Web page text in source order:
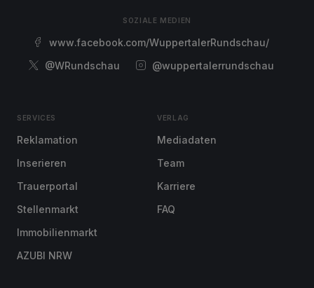
SOZIALE MEDIEN
www.facebook.com/WuppertalerRundschau/
@WRundschau
@wuppertalerrundschau
SERVICES
Reklamation
Inserieren
Trauerportal
Stellenmarkt
Immobilienmarkt
AZUBI NRW
VERLAG
Mediadaten
Team
Karriere
FAQ